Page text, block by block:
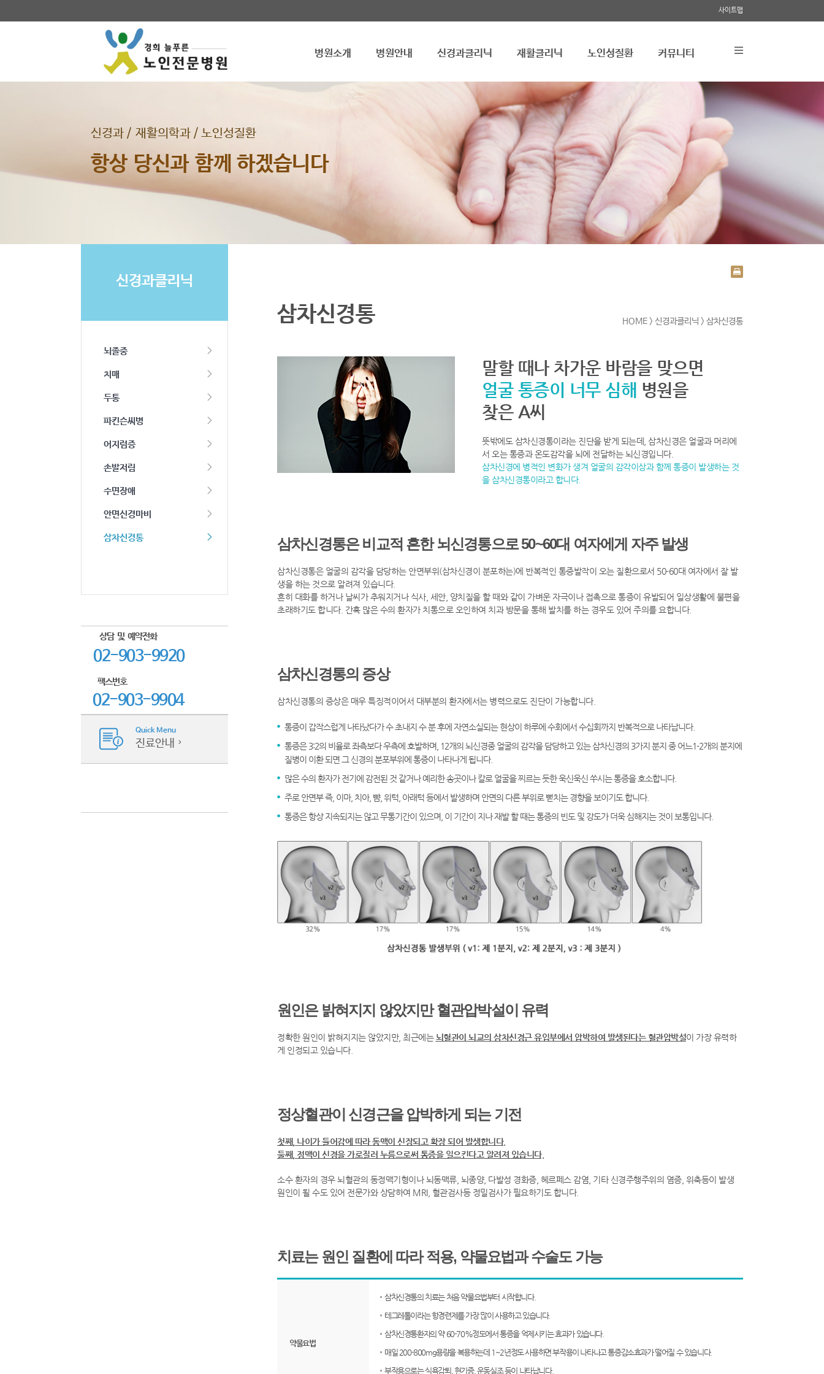
사이트맵
병원소개 병원안내 신경과클리닉 재활클리닉 노인성질환 커뮤니티
신경과 / 재활의학과 / 노인성질환
항상 당신과 함께 하겠습니다
신경과클리닉
뇌졸중
치매
두통
파킨슨씨병
어지럼증
손발저림
수면장애
안면신경마비
삼차신경통
상담 및 예약전화
02-903-9920
팩스번호
02-903-9904
Quick Menu
진료안내
삼차신경통 HOME > 신경과클리닉 > 삼차신경통
말할 때나 차가운 바람을 맞으면
얼굴 통증이 너무 심해 병원을
찾은 A씨
뜻밖에도 삼차신경통이라는 진단을 받게 되는데, 삼차신경은 얼굴과 머리에
서 오는 통증과 온도감각을 뇌에 전달하는 뇌신경입니다.
삼차신경에 병적인 변화가 생겨 얼굴의 감각이상과 함께 통증이 발생하는 것
을 삼차신경통이라고 합니다.
삼차신경통은 비교적 흔한 뇌신경통으로 50~60대 여자에게 자주 발생
삼차신경통은 얼굴의 감각을 담당하는 안면부위(삼차신경이 분포하는)에 반복적인 통증발작이 오는 질환으로서 50-60대 여자에서 잘 발
생을 하는 것으로 알려져 있습니다.
흔히 대화를 하거나 날씨가 추워지거나 식사, 세안, 양치질을 할 때와 같이 가벼운 자극이나 접촉으로 통증이 유발되어 일상생활에 불편을
초래하기도 합니다. 간혹 많은 수의 환자가 치통으로 오인하여 치과 방문을 통해 발치를 하는 경우도 있어 주의를 요합니다.
삼차신경통의 증상
삼차신경통의 증상은 매우 특징적이어서 대부분의 환자에서는 병력으로도 진단이 가능합니다.
통증이 갑작스럽게 나타났다가 수 초내지 수 분 후에 자연소실되는 현상이 하루에 수회에서 수십회까지 반복적으로 나타납니다.
통증은 3:2의 비율로 좌측보다 우측에 호발하며, 12개의 뇌신경중 얼굴의 감각을 담당하고 있는 삼차신경의 3가지 분지 중 어느1-2개의 분지에
질병이 이환 되면 그 신경의 분포부위에 통증이 나타나게 됩니다.
많은 수의 환자가 전기에 감전된 것 같거나 예리한 송곳이나 칼로 얼굴을 찌르는 듯한 욱신욱신 쑤시는 통증을 호소합니다.
주로 안면부 즉, 이마, 치아, 뺨, 위턱, 아래턱 등에서 발생하며 안면의 다른 부위로 뻗치는 경향을 보이기도 합니다.
통증은 항상 지속되지는 않고 무통기간이 있으며, 이 기간이 지나 재발 할 때는 통증의 빈도 및 강도가 더욱 심해지는 것이 보통입니다.
원인은 밝혀지지 않았지만 혈관압박설이 유력
정확한 원인이 밝혀지지는 않았지만, 최근에는뇌혈관이 뇌교의 삼차신경근 유입부에서 압박하여 발생된다는 혈관압박설이 가장 유력하
게 인정되고 있습니다.
정상혈관이 신경근을 압박하게 되는 기전
첫째, 나이가 들어감에 따라 동맥이 신장되고 확장 되어 발생합니다.
둘째, 정맥이 신경을 가로질러 누름으로써 통증을 일으킨다고 알려져 있습니다.
소수 환자의 경우 뇌혈관의 동정맥기형이나 뇌동맥류, 뇌종양, 다발성 경화증, 헤르페스 감염, 기타 신경주행주위의 염증, 위축등이 발생
원인이 될 수도 있어 전문가와 상담하여 MRI, 혈관검사등 정밀검사가 필요하기도 합니다.
치료는 원인 질환에 따라 적용, 약물요법과 수술도 가능
약물요법
삼차신경통의 치료는 처음 약물요법부터 시작합니다.
테그레톨이라는 항경련제를 가장 많이 사용하고 있습니다.
삼차신경통환자의 약 60-70%정도에서 통증을 억제시키는 효과가 있습니다.
매일 200-800mg용량을 복용하는데 1~2년정도 사용하면 부작용이 나타나고 통증감소효과가 떨어질 수 있습니다.
부작용으로는 식욕감퇴, 현기증, 운동실조 등이 나타납니다.